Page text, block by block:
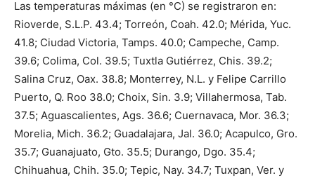
Las temperaturas máximas (en °C) se registraron en:
Rioverde, S.L.P. 43.4; Torreón, Coah. 42.0; Mérida, Yuc.
41.8; Ciudad Victoria, Tamps. 40.0; Campeche, Camp.
39.6; Colima, Col. 39.5; Tuxtla Gutiérrez, Chis. 39.2;
Salina Cruz, Oax. 38.8; Monterrey, N.L. y Felipe Carrillo
Puerto, Q. Roo 38.0; Choix, Sin. 3.9; Villahermosa, Tab.
37.5; Aguascalientes, Ags. 36.6; Cuernavaca, Mor. 36.3;
Morelia, Mich. 36.2; Guadalajara, Jal. 36.0; Acapulco, Gro.
35.7; Guanajuato, Gto. 35.5; Durango, Dgo. 35.4;
Chihuahua, Chih. 35.0; Tepic, Nay. 34.7; Tuxpan, Ver. y